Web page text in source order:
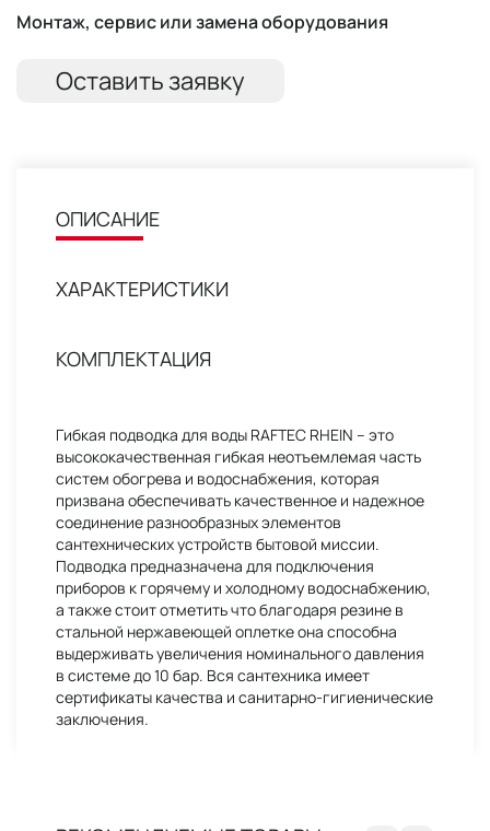
Монтаж, сервис или замена оборудования
Оставить заявку
ОПИСАНИЕ
ХАРАКТЕРИСТИКИ
КОМПЛЕКТАЦИЯ
Гибкая подводка для воды RAFTEC RHEIN – это
высококачественная гибкая неотъемлемая часть
систем обогрева и водоснабжения, которая
призвана обеспечивать качественное и надежное
соединение разнообразных элементов
сантехнических устройств бытовой миссии.
Подводка предназначена для подключения
приборов к горячему и холодному водоснабжению,
а также стоит отметить что благодаря резине в
стальной нержавеющей оплетке она способна
выдерживать увеличения номинального давления
в системе до 10 бар. Вся сантехника имеет
сертификаты качества и санитарно-гигиенические
заключения.